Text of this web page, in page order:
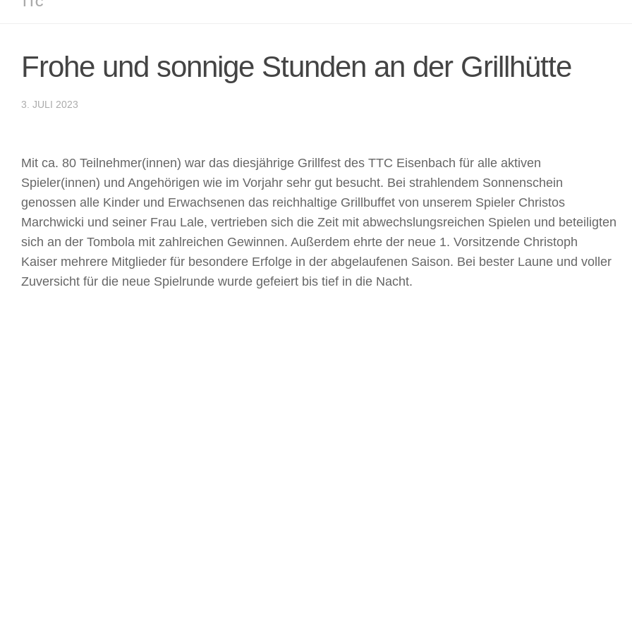
TTC
Frohe und sonnige Stunden an der Grillhütte
3. JULI 2023
Mit ca. 80 Teilnehmer(innen) war das diesjährige Grillfest des TTC Eisenbach für alle aktiven
Spieler(innen) und Angehörigen wie im Vorjahr sehr gut besucht. Bei strahlendem Sonnenschein
genossen alle Kinder und Erwachsenen das reichhaltige Grillbuffet von unserem Spieler Christos
Marchwicki und seiner Frau Lale, vertrieben sich die Zeit mit abwechslungsreichen Spielen und beteiligten
sich an der Tombola mit zahlreichen Gewinnen. Außerdem ehrte der neue 1. Vorsitzende Christoph
Kaiser mehrere Mitglieder für besondere Erfolge in der abgelaufenen Saison. Bei bester Laune und voller
Zuversicht für die neue Spielrunde wurde gefeiert bis tief in die Nacht.